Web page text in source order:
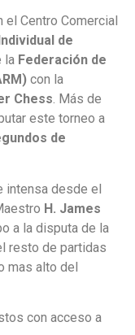
Centro Comercial
de
la Federación de
con la
Chess. Más de
este torneo a
de
intensa desde el
H. James
a la disputa de la
resto de partidas
mas alto del
con acceso a